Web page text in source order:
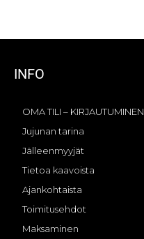
INFO
OMA TILI – KIRJAUTUMINEN
Jujunan tarina
Jälleenmyyjät
Tietoa kaavoista
Ajankohtaista
Toimitusehdot
Maksaminen